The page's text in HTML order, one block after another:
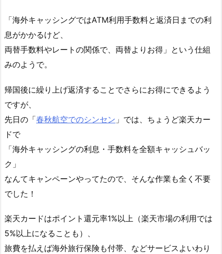
「海外キャッシングではATM利用手数料と返済日までの利
息がかかるけど、
両替手数料やレートの関係で、両替よりお得」という仕組
みのようで。
帰国後に繰り上げ返済することでさらにお得にできるよう
ですが、
先日の「春秋航空でのシンセン 」では、ちょうど楽天カー
ドで
「海外キャッシングの利息・手数料を全額キャッシュバッ
ク」
なんてキャンペーンやってたので、そんな作業も全く不要
でした！
楽天カードはポイント還元率1%以上（楽天市場の利用では
5%以上になることも）、
旅費を払えば海外旅行保険も付帯、などサービスよいわり